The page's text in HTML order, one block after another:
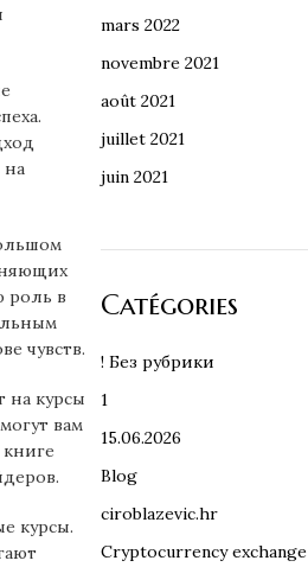
на
роль в
чувств.
на курсы
вам
курсы.
mars 2022
novembre 2021
août 2021
juillet 2021
juin 2021
Catégories
! Без рубрики
1
15.06.2026
Blog
ciroblazevic.hr
Cryptocurrency exchange